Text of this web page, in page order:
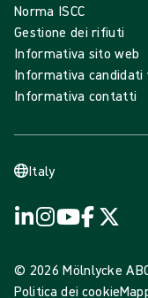
Norma ISCC
Gestione dei rifiuti
Informativa sito web
Informativa candidati
Informativa contatti
Italy
© 2026 Mölnlycke AB
Politica dei cookie